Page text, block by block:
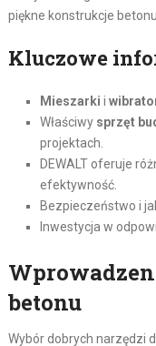
piękne konstrukcje betonu.
Kluczowe
Mieszarki i
Właściwy sprzęt
projektach.
DEWALT oferuje
efektywność.
Bezpieczeństwo i
Inwestycja w
betonu
Wybór dobrych narzędzi